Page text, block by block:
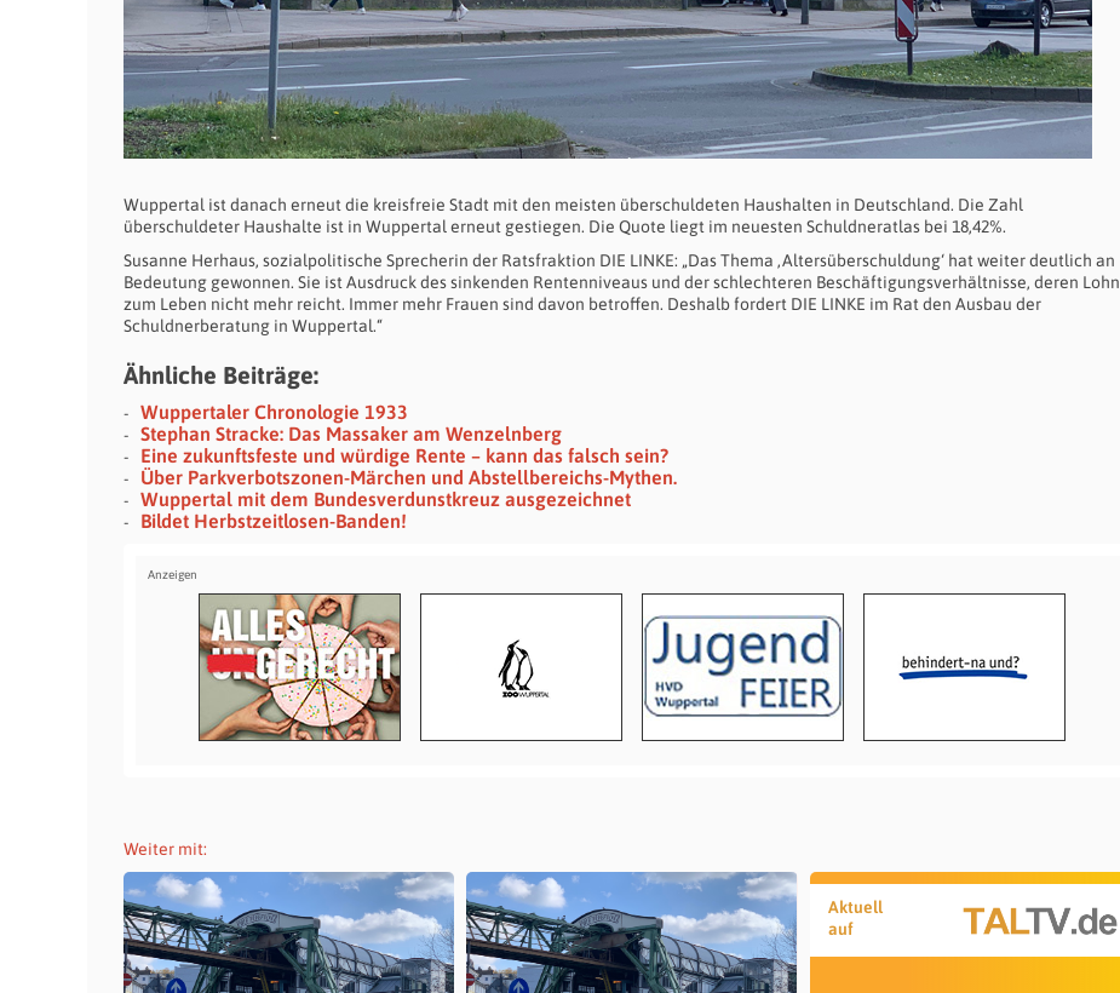
Wuppertal ist danach erneut die kreisfreie Stadt mit den meisten überschuldeten Haushalten in Deutschland. Die Zahl
überschuldeter Haushalte ist in Wuppertal erneut gestiegen. Die Quote liegt im neuesten Schuldneratlas bei 18,42%.
Susanne Herhaus, sozialpolitische Sprecherin der Ratsfraktion DIE LINKE: „Das Thema ‚Altersüberschuldung‘ hat weiter deutlich an
Bedeutung gewonnen. Sie ist Ausdruck des sinkenden Rentenniveaus und der schlechteren Beschäftigungsverhältnisse, deren Lohn
zum Leben nicht mehr reicht. Immer mehr Frauen sind davon betroffen. Deshalb fordert DIE LINKE im Rat den Ausbau der
Schuldnerberatung in Wuppertal.“
Ähnliche Beiträge:
Wuppertaler Chronologie 1933
Stephan Stracke: Das Massaker am Wenzelnberg
Eine zukunftsfeste und würdige Rente – kann das falsch sein?
Über Parkverbotszonen-Märchen und Abstellbereichs-Mythen.
Wuppertal mit dem Bundesverdunstkreuz ausgezeichnet
Bildet Herbstzeitlosen-Banden!
Weiter mit:
Aktuell
auf